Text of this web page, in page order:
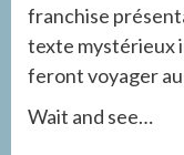
franchise
texte mystérieux
feront voyager
Wait and see…